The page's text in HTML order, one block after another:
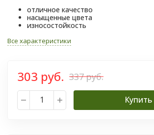
отличное качество
насыщенные цвета
износостойкость
Все характеристики
303 руб. 337 руб.
Купить